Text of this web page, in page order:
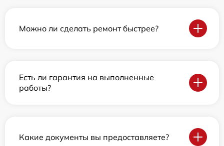
Можно ли сделать ремонт быстрее?
Есть ли гарантия на выполненные
работы?
Какие документы вы предоставляете?